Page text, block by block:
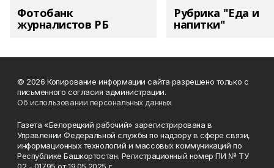
Фотобанк
журналистов РБ
Рубрика "Еда и
напитки"
© 2026 Копирование информации сайта разрешено только с
письменного согласия администрации.
Об использовании персональных данных
Газета «Белорецкий рабочий» зарегистрирована в
Управлении Федеральной службы по надзору в сфере связи,
информационных технологий и массовых коммуникаций по
Республике Башкортостан. Регистрационный номер ПИ № ТУ